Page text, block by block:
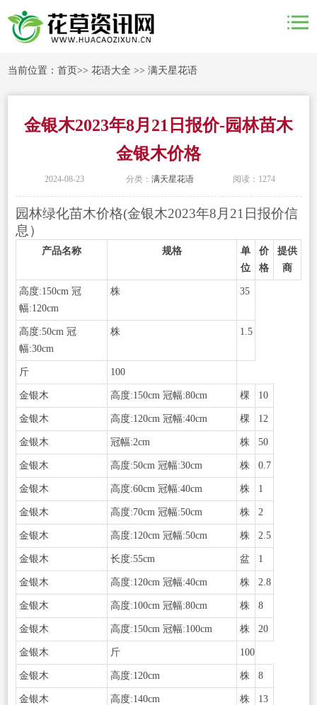
当前位置：首页>>花语大全 >>满天星花语
金银木2023年8月21日报价-园林苗木
金银木价格
2024-08-23 分类： 满天星花语 阅读：1274
园林绿化苗木价格(金银木2023年8月21日报价信
息）
产品名称 规格
单
位
价
格
提供
商
高度:150cm 冠
幅:120cm
株 35
高度:50cm 冠
幅:30cm
株 1.5
斤 100
金银木 高度:150cm 冠幅:80cm 棵 10
金银木 高度:120cm 冠幅:40cm 棵 12
金银木 冠幅:2cm 株 50
金银木 高度:50cm 冠幅:30cm 株 0.7
金银木 高度:60cm 冠幅:40cm 株 1
金银木 高度:70cm 冠幅:50cm 株 2
金银木 高度:120cm 冠幅:50cm 株 2.5
金银木 长度:55cm 盆 1
金银木 高度:120cm 冠幅:40cm 株 2.8
金银木 高度:100cm 冠幅:80cm 株 8
金银木 高度:150cm 冠幅:100cm 株 20
金银木 斤 100
金银木 高度:120cm 株 8
金银木 高度:140cm 株 13